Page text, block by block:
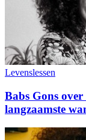
Levenslessen
Babs Gons
langzaamste